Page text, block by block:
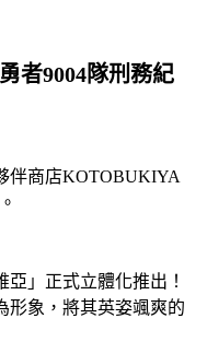
者9004隊刑務紀
伴商店KOTOBUKIYA
」正式立體化推出！
形象，將其英姿颯爽的